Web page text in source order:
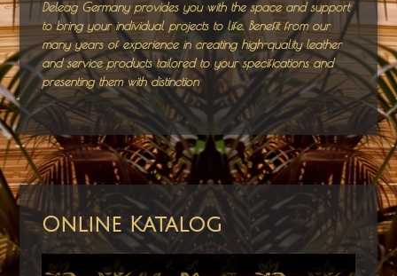
Deleag Germany provides you with the space and support
to bring your individual projects to life. Benefit from our
many years of experience in creating high-quality leather
and service products tailored to your specifications and
presenting them with distinction
Online Katalog